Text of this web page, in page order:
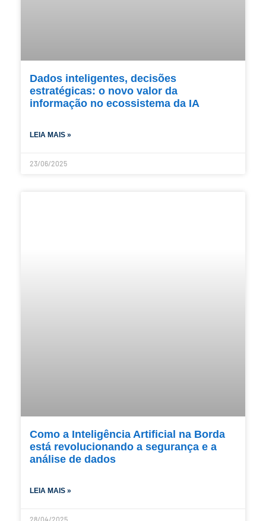
Dados inteligentes, decisões
estratégicas: o novo valor da
informação no ecossistema da IA
LEIA MAIS »
23/06/2025
Como a Inteligência Artificial na Borda
está revolucionando a segurança e a
análise de dados
LEIA MAIS »